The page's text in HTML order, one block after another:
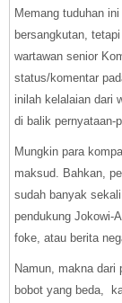
Memang tuduhan
bersangkutan,
wartawan senior
status/komentar
inilah kelalaian dari
di balik pernyataan-
Mungkin para
maksud. Bahkan,
sudah banyak
pendukung Jokowi-
foke, atau berita
Namun, makna dari
bobot yang beda,